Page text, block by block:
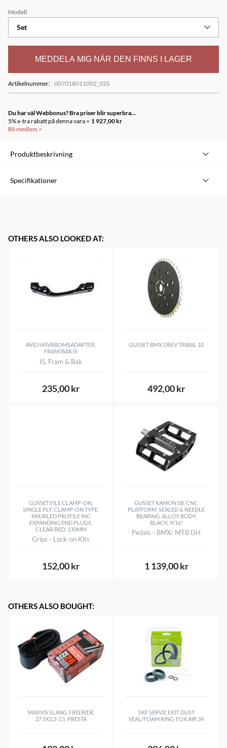
Modell
Set
MEDDELA MIG NÄR DEN FINNS I LAGER
Artikelnummer: 007018011002_02S
Du har väl Webbonus? Bra priser blir superbra...
5% x-tra rabatt på denna vara = 1 927,00 kr
Bli medlem >
Produktbeskrivning
Recommended X0
Black (with X0 red graphic), Silver (with X0
black graphic)
Specifikationer
OTHERS ALSO LOOKED AT:
AVID SKIVBROMSADAPTER,
FRAM/BAK IS
IS, Fram & Bak
235,00 kr
GUSSET BMX DREV TRIBAL 10
492,00 kr
GUSSET FILE CLAMP-ON,
SINGLE PLY, CLAMP-ON TYPE,
KNURLED PROFILE INC
EXPANDING END PLUGS,
CLEAR/RED, 130MM
Grips - Lock-on Kits
152,00 kr
GUSSET KAMON SB, CNC
PLATFORM, SEALED & NEEDLE
BEARING, ALLOY BODY,
BLACK, 9/16"
Pedals - BMX/ MTB DH
1 139,00 kr
OTHERS ALSO BOUGHT:
MAXXIS SLANG, FREERIDE
27.5X2.2-2.5, PRESTA
SKF SERVICEKIT, DUST
SEAL/FOAM RING, FOX AIR 34